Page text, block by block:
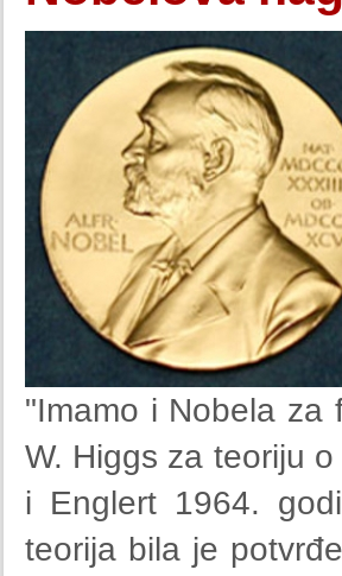
"Imamo i Nobela za
W. Higgs za teoriju
i Englert 1964.
teorija bila je potv